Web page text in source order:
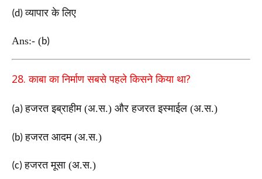
(d)व्यापार के लिए
Ans:- (b)
28.काबा का निर्माण सबसे पहले किसने किया था?
(a)हजरत इब्राहीम (अ.स.) और हजरत इस्माईल (अ.स.)
(b)हजरत आदम (अ.स.)
(c)हजरत मूसा (अ.स.)